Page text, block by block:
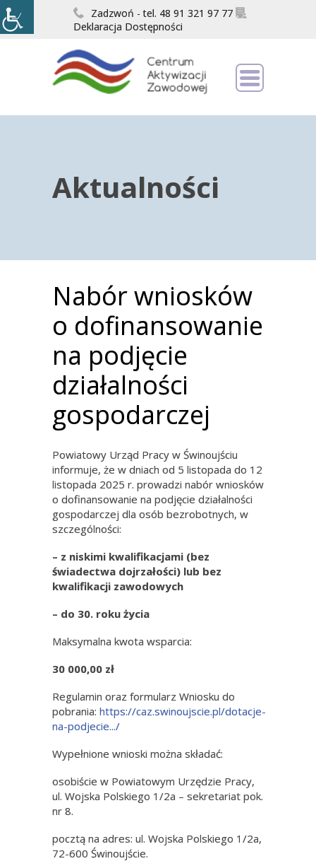
Zadzwoń - tel. 48 91 321 97 77
Deklaracja Dostępności
Aktualności
Nabór wniosków
o dofinansowanie
na podjęcie
działalności
gospodarczej
Powiatowy Urząd Pracy w Świnoujściu
informuje, że w dniach od 5 listopada do 12
listopada 2025 r. prowadzi nabór wniosków
o dofinansowanie na podjęcie działalności
gospodarczej dla osób bezrobotnych, w
szczególności:
– z niskimi kwalifikacjami (bez
świadectwa dojrzałości) lub bez
kwalifikacji zawodowych
– do 30. roku życia
Maksymalna kwota wsparcia:
30 000,00 zł
Regulamin oraz formularz Wniosku do
pobrania: https://caz.swinoujscie.pl/dotacje-
na-podjecie.../
Wypełnione wnioski można składać:
osobiście w Powiatowym Urzędzie Pracy,
ul. Wojska Polskiego 1/2a – sekretariat pok.
nr 8.
pocztą na adres: ul. Wojska Polskiego 1/2a,
72-600 Świnoujście.